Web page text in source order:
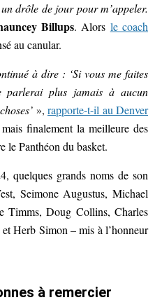
drôle de jour pour m’appeler.
Billups. Alors le coach
au canular.
à dire : ‘Si vous me faites
parlerai plus jamais à aucun
», rapporte-t-il au Denver
finalement la meilleure des
le Panthéon du basket.
quelques grands noms de son
Seimone Augustus, Michael
Timms, Doug Collins, Charles
Herb Simon – mis à l’honneur
à remercier